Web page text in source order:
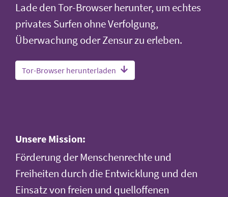
Lade den Tor-Browser herunter, um echtes
privates Surfen ohne Verfolgung,
Überwachung oder Zensur zu erleben.
Tor-Browser herunterladen
Unsere Mission:
Förderung der Menschenrechte und
Freiheiten durch die Entwicklung und den
Einsatz von freien und quelloffenen